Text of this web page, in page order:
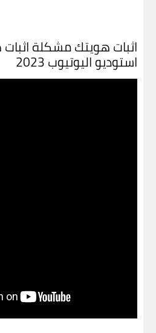
اثبات هويتك مشكلة
استوديو اليوتيوب 2023